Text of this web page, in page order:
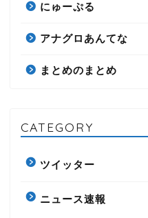
にゅーぷる
アナグロあんてな
まとめのまとめ
CATEGORY
ツイッター
ニュース速報